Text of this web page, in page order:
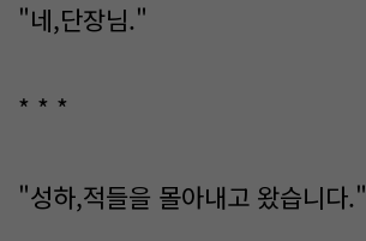
"네,단장님."
* * *
"성하,적들을 몰아내고 왔습니다."